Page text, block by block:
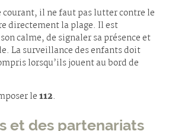
courant, il ne faut pas lutter contre le
directement la plage. Il est
calme, de signaler sa présence et
La surveillance des enfants doit
lorsqu’ils jouent au bord de
le112.
et des partenariats